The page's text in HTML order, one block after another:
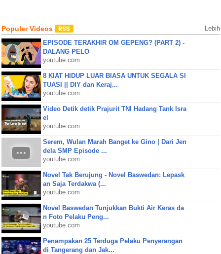
Populer Videos Lebih
EPISODE TERAKHIR OM GEPENG? (PART 2) -
DALANG PELO
youtube.com
8 KIAT HIDUP LUAR BIASA UNTUK SEGALA SI
TUASI || DIY dan Keraj...
youtube.com
Video Detik detik Prajurit TNI Hadang Tank Isra
el
youtube.com
Serem, Wulan Marah Banget ke Gino | Dari Jen
dela SMP Episode ...
youtube.com
Novel Tak Berujung - Novel Baswedan: Lepask
an Saja Terdakwa (...
youtube.com
Novel Baswedan Tunjukkan Bukti Air Keras da
n Foto Pelaku Peng...
youtube.com
Penampakan 25 Terduga Pelaku Penyerangan
di Tangerang dan Jak...